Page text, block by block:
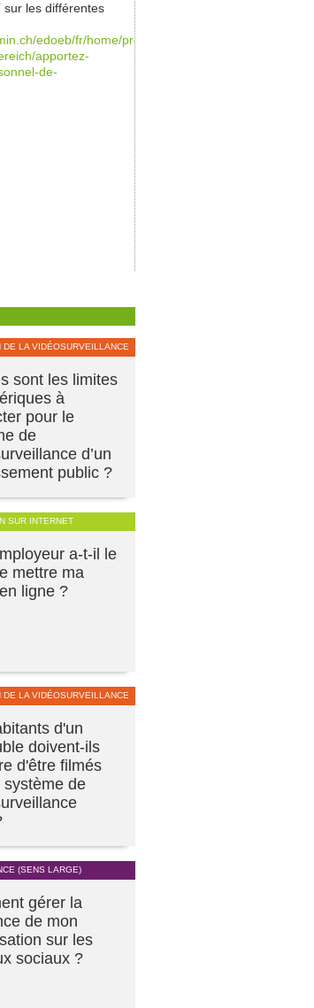
sur les différentes
edoeb/fr/home/protection-
apportez-
de-
DE LA VIDÉOSURVEILLANCE
sont les limites
à
pour le
de
d’un
public ?
SUR INTERNET
a-t-il le
mettre ma
ligne ?
DE LA VIDÉOSURVEILLANCE
d'un
doivent-ils
d'être filmés
système de
(SENS LARGE)
gérer la
de mon
sur les
sociaux ?